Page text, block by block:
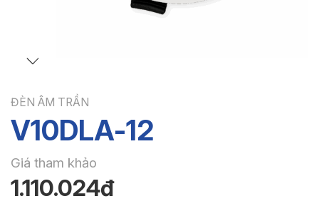
ĐÈN ÂM TRẦN
V10DLA-12
Giá tham khảo
1.110.024đ